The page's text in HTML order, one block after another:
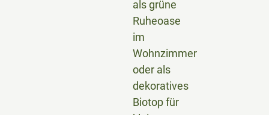
als grüne
Ruheoase
im
Wohnzimmer
oder als
dekoratives
Biotop für